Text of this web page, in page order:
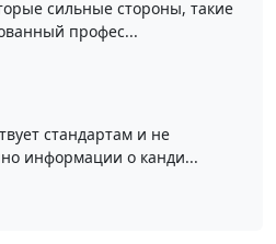
сильные стороны, такие
профес...
стандартам и не
информации о канди...